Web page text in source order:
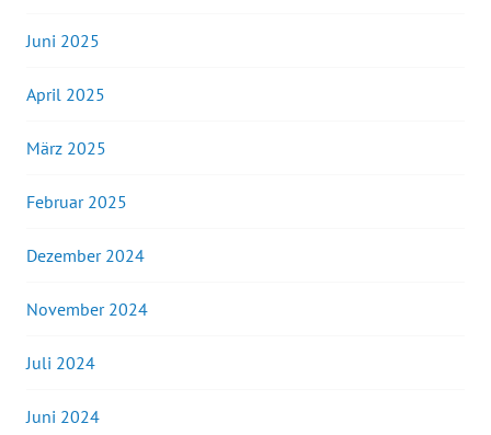
Juni 2025
April 2025
März 2025
Februar 2025
Dezember 2024
November 2024
Juli 2024
Juni 2024